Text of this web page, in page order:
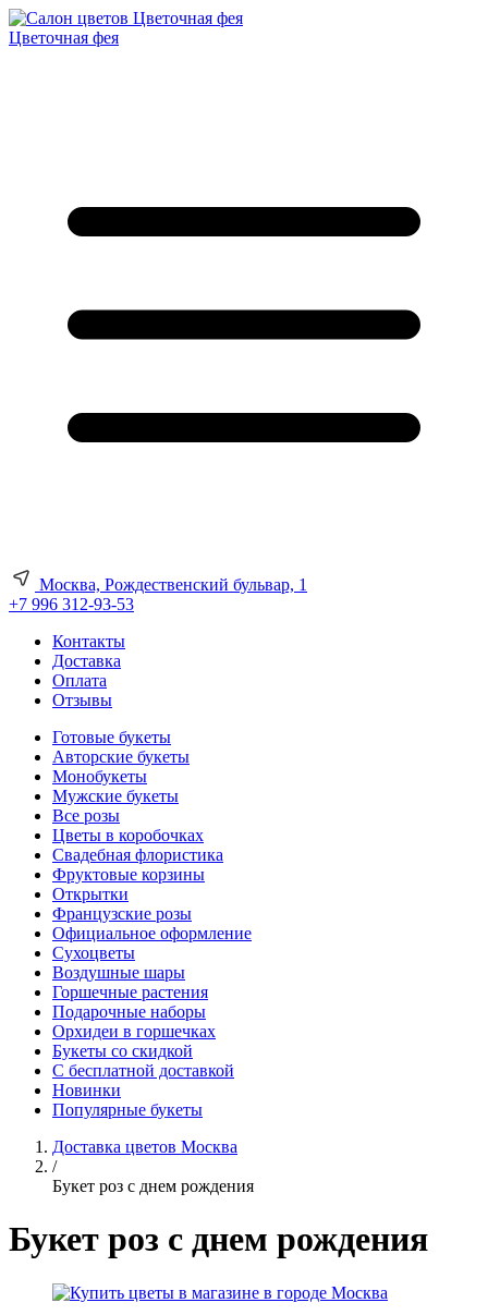
Цветочная фея
Москва, Рождественский бульвар, 1
+7 996 312-93-53
Контакты
Доставка
Оплата
Отзывы
Готовые букеты
Авторские букеты
Монобукеты
Мужские букеты
Все розы
Цветы в коробочках
Свадебная флористика
Фруктовые корзины
Открытки
Французские розы
Официальное оформление
Сухоцветы
Воздушные шары
Горшечные растения
Подарочные наборы
Орхидеи в горшечках
Букеты со скидкой
С бесплатной доставкой
Новинки
Популярные букеты
Доставка цветов Москва
/
Букет роз с днем рождения
Букет роз с днем рождения